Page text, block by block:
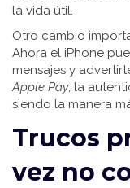
la vida útil.
Otro cambio
Ahora el iPhone
mensajes y
Apple Pay, la
siendo la manera
Trucos
vez no